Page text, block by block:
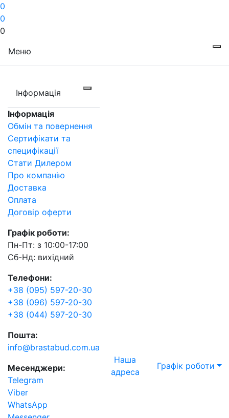
0
0
0
Меню
Інформація
Інформація
Обмін та повернення
Сертифікати та
специфікації
Стати Дилером
Про компанію
Доставка
Оплата
Договір оферти
Графік роботи:
Пн-Пт: з 10:00-17:00
Сб-Нд: вихідний
Телефони:
+38 (095) 597-20-30
+38 (096) 597-20-30
+38 (044) 597-20-30
Пошта:
info@brastabud.com.ua
Месенджери:
Telegram
Viber
WhatsApp
Наша
адреса
Графік роботи